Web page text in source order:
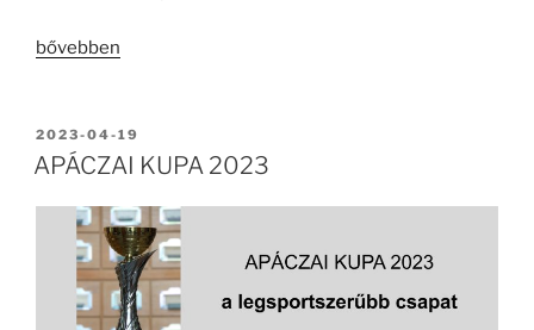
„NYÁRI
bővebben
BEKÜLDVE:
2023-04-19
APÁCZAI KUPA 2023